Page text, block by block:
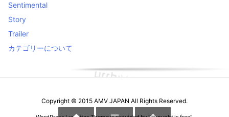
Sentimental
Story
Trailer
カテゴリーについて
Copyright © 2015 AMV JAPAN All Rights Reserved.